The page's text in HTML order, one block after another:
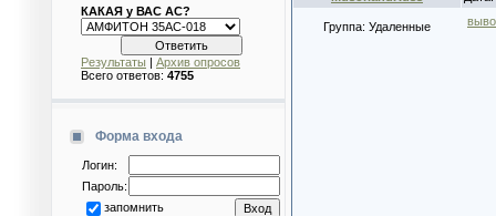
КАКАЯ у ВАС АС?
Результаты | Архив опросов
Всего ответов: 4755
Форма входа
Логин:
Пароль:
запомнить
Группа: Удаленные